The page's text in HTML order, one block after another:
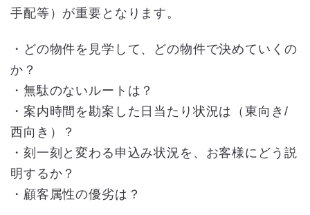
手配等）が重要となります。
・どの物件を見学して、どの物件で決めていくの
か？
・無駄のないルートは？
・案内時間を勘案した日当たり状況は（東向き/
西向き）？
・刻一刻と変わる申込み状況を、お客様にどう説
明するか？
・顧客属性の優劣は？